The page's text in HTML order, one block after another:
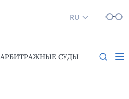
RU
СУДЫ